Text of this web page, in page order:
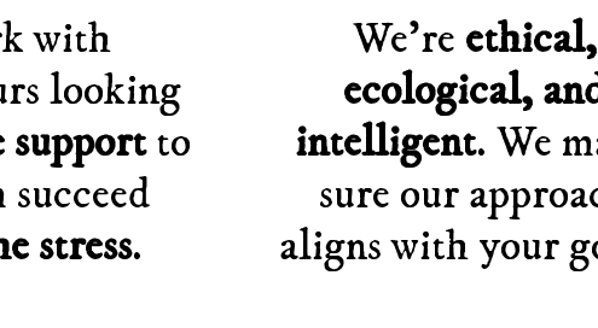
with
looking
supportto
stress.
We’re ethical,
ecological,
intelligent. We
sure our
aligns with your